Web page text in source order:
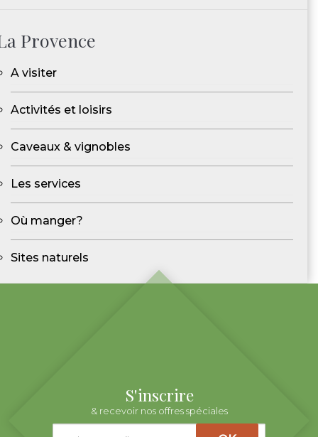
Provence
A visiter
Activités et loisirs
Caveaux & vignobles
Les services
Où manger?
Sites naturels
S'inscrire
& recevoir nos offres spéciales